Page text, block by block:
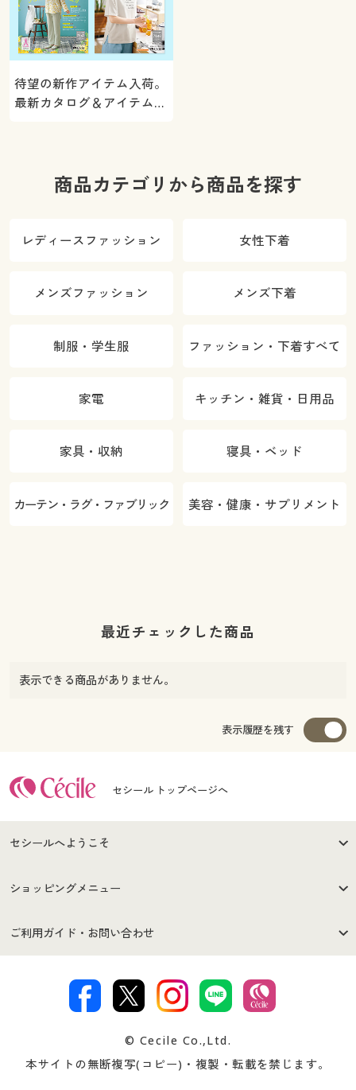
待望の新作アイテム入荷。
最新カタログ＆アイテムを
商品カテゴリから商品を探す
レディースファッション 女性下着
メンズファッション メンズ下着
制服・学生服 ファッション・下着すべて
家電 キッチン・雑貨・日用品
家具・収納 寝具・ベッド
カーテン・ラグ・ファブリック 美容・健康・サプリメント
最近チェックした商品
表示できる商品がありません。
表示履歴を残す
セシール トップページへ
セシールへようこそ
はじめての方へ
セシールご利用規約
著作権・商標について 会社案内
ショッピングメニュー
商品カテゴリ
プレゼント＆キャンペーン サイトマップ
ご利用ガイド・お問い合わせ
交換・返品は お支払は
ついて
忘れの場合
© Cecile Co.,Ltd.
本サイトの無断複写(コピー)・複製・転載を禁じます。